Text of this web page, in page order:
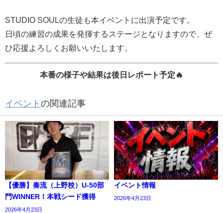
STUDIO SOULの生徒も本イベントに出演予定です。
日頃の練習の成果を発揮するステージとなりますので、ぜ
ひ応援よろしくお願いいたします。
本番の様子や結果は後日レポート予定🔥
イベント の関連記事
【優勝】奏流（上野校）U-50部
門WINNER！本戦シード獲得
2026年4月23日
イベント情報
2026年4月23日